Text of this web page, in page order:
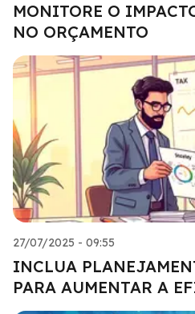
MONITORE O
NO ORÇAMENTO
27/07/2025 - 09:55
INCLUA
PARA AUMENTAR A